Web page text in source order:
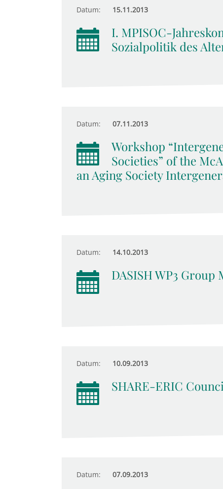
Datum: 15.11.2013
I. MPISOC-
Sozialpolitik des
Datum: 07.11.2013
Workshop
Societies” of the
an Aging Society
Datum: 14.10.2013
DASISH WP3 Group
Datum: 10.09.2013
SHARE-ERIC
Datum: 07.09.2013